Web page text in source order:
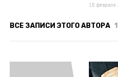
18 февраля
ВСЕ ЗАПИСИ ЭТОГО АВТОРА 1